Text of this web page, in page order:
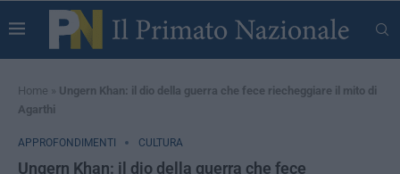
Home » Ungern Khan: il dio della guerra che fece riecheggiare il mito di
Agarthi
APPROFONDIMENTI CULTURA
Ungern Khan: il dio della guerra che fece